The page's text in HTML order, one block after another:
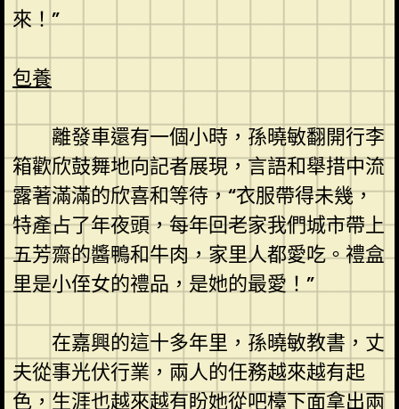
來！”
包養
離發車還有一個小時，孫曉敏翻開行李
箱歡欣鼓舞地向記者展現，言語和舉措中流
露著滿滿的欣喜和等待，“衣服帶得未幾，
特產占了年夜頭，每年回老家我們城市帶上
五芳齋的醬鴨和牛肉，家里人都愛吃。禮盒
里是小侄女的禮品，是她的最愛！”
在嘉興的這十多年里，孫曉敏教書，丈
夫從事光伏行業，兩人的任務越來越有起
色，生涯也越來越有盼她從吧檯下面拿出兩